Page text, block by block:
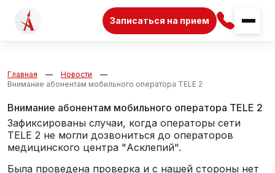
Записаться на прием
Главная
Новости
Внимание абонентам мобильного оператора TELE 2
Внимание абонентам мобильного оператора TELE 2
Зафиксированы случаи, когда операторы сети
TELE 2 не могли дозвониться до операторов
медицинского центра "Асклепий".
Была проведена проверка и с нашей стороны нет